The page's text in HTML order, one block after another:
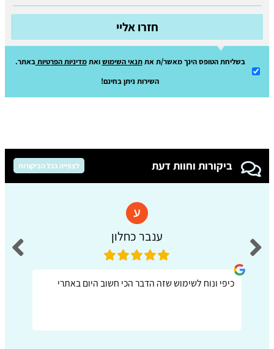
חזרו אליי
בשליחת הטופס הינך מאשר/ת אתתנאי השימושואתמדיניות הפרטיות באתר.
השירות ניתן בחינם!
ביקורות וחוות דעת לצפייה בכל הביקורות
ענבר כחלון
כיפי ונוח לשימוש שזה הדבר הכי חשוב היום באתרי